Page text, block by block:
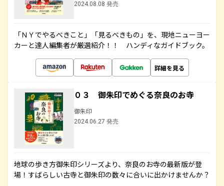
2024.08.08 発売
「ＮＹでやるべきこと」「見るべきもの」を、現地ニューヨー
カーと達人編集者が厳選紹介！！ ハンディなガイドブック。
詳細を見る
０３ 御朱印でめぐる奈良のお寺
御朱印
2024.06.27 発売
地球の歩き方御朱印シリーズより、奈良のお寺の最新版が登
場！すばらしい古寺と御朱印の数々に合いに出かけませんか？